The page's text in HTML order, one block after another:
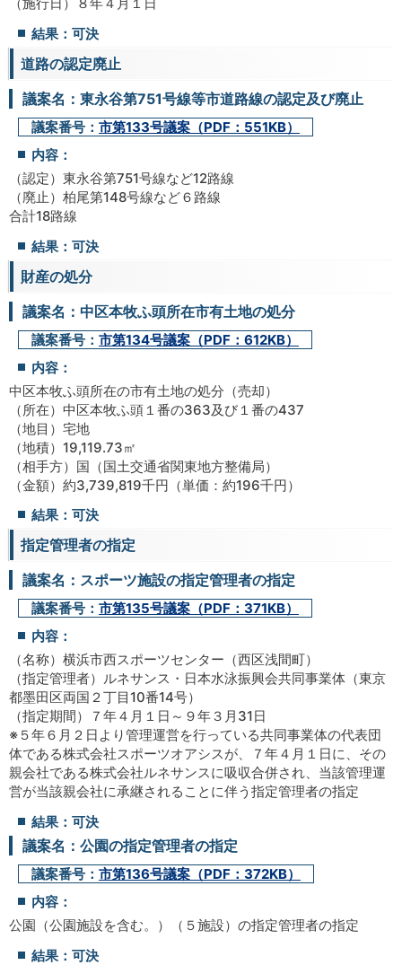
結果：可決
道路の認定廃止
議案名：東永谷第751号線等市道路線の認定及び廃止
議案番号： 市第133号議案（PDF：551KB）
内容：
（認定）東永谷第751号線など12路線
（廃止）柏尾第148号線など６路線
合計18路線
結果：可決
財産の処分
議案名：中区本牧ふ頭所在市有土地の処分
議案番号： 市第134号議案（PDF：612KB）
内容：
中区本牧ふ頭所在の市有土地の処分（売却）
（所在）中区本牧ふ頭１番の363及び１番の437
（地目）宅地
（地積）19,119.73㎡
（相手方）国（国土交通省関東地方整備局）
（金額）約3,739,819千円（単価：約196千円）
結果：可決
指定管理者の指定
議案名：スポーツ施設の指定管理者の指定
議案番号： 市第135号議案（PDF：371KB）
内容：
（名称）横浜市西スポーツセンター（西区浅間町）
（指定管理者）ルネサンス・日本水泳振興会共同事業体（東京
都墨田区両国２丁目10番14号）
（指定期間）７年４月１日～９年３月31日
※５年６月２日より管理運営を行っている共同事業体の代表団
体である株式会社スポーツオアシスが、７年４月１日に、その
親会社である株式会社ルネサンスに吸収合併され、当該管理運
営が当該親会社に承継されることに伴う指定管理者の指定
結果：可決
議案名：公園の指定管理者の指定
議案番号： 市第136号議案（PDF：372KB）
内容：
公園（公園施設を含む。）（５施設）の指定管理者の指定
結果：可決